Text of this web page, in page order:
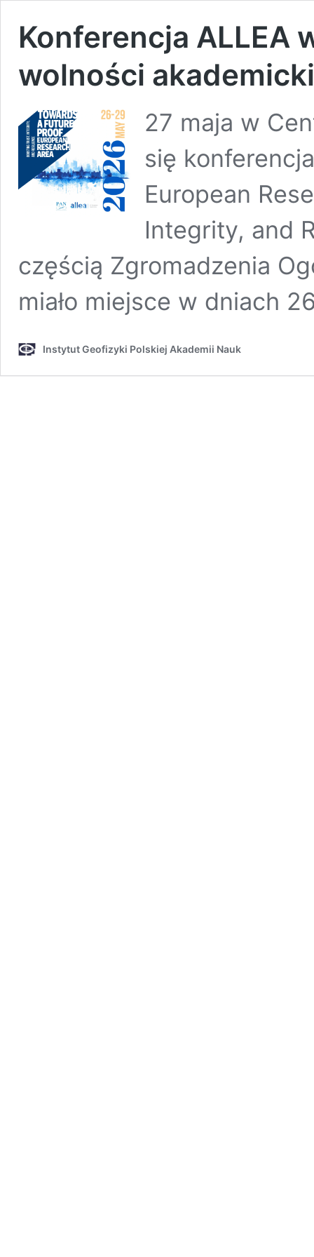
Konferencja ALLEA
wolności
27 maja w
się
European
Integrity, and
częścią Zgromadzenia
miało miejsce w dniach
Instytut Geofizyki Polskiej Akademii Nauk